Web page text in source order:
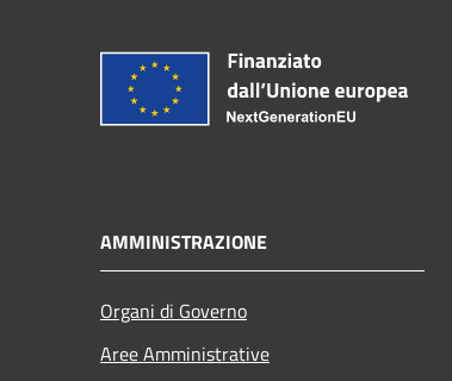
AMMINISTRAZIONE
Organi di Governo
Aree Amministrative